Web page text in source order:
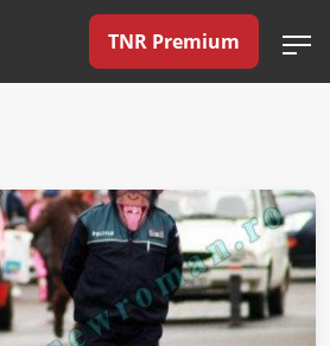
TNR Premium